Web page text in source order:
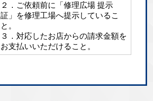
２．ご依頼前に「修理広場 提示
証」を修理工場へ提示しているこ
と。
３．対応したお店からの請求金額を
お支払いいただけること。